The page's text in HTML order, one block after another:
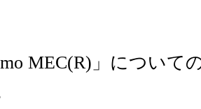
MEC(R)」について